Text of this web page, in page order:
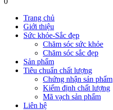
Trang chủ
Giới thiệu
Sức khỏe-Sắc đẹp
Chăm sóc sức khỏe
Chăm sóc sắc đẹp
Sản phẩm
Tiêu chuẩn chất lượng
Chứng nhận sản phẩm
Kiểm định chất lượng
Mã vạch sản phẩm
Liên hệ